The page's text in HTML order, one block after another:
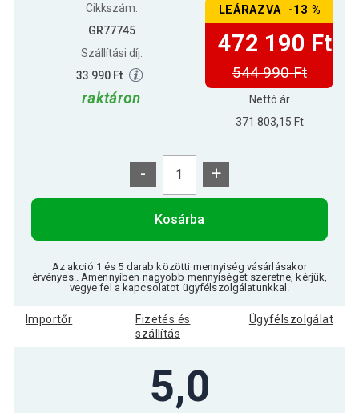
Cikkszám:
GR77745
Szállítási díj:
33 990 Ft
raktáron
LEÁRAZVA -13 %
472 190 Ft
544 990 Ft
Nettó ár
371 803,15 Ft
- +
Kosárba
Az akció 1 és 5 darab közötti mennyiség vásárlásakor
érvényes.. Amennyiben nagyobb mennyiséget szeretne, kérjük,
vegye fel a kapcsolatot ügyfélszolgálatunkkal.
Importőr
Fizetés és
szállítás
Ügyfélszolgálat
5,0